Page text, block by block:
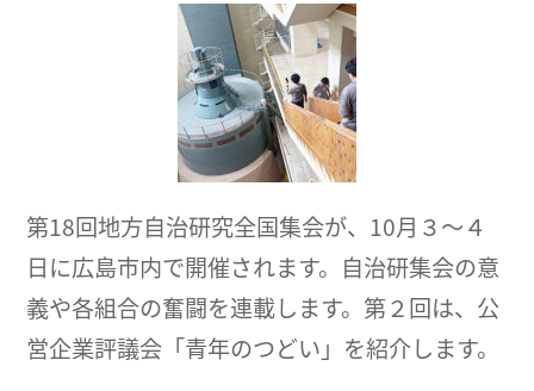
第18回地方自治研究全国集会が、10月３～４
日に広島市内で開催されます。自治研集会の意
義や各組合の奮闘を連載します。第２回は、公
営企業評議会「青年のつどい」を紹介します。